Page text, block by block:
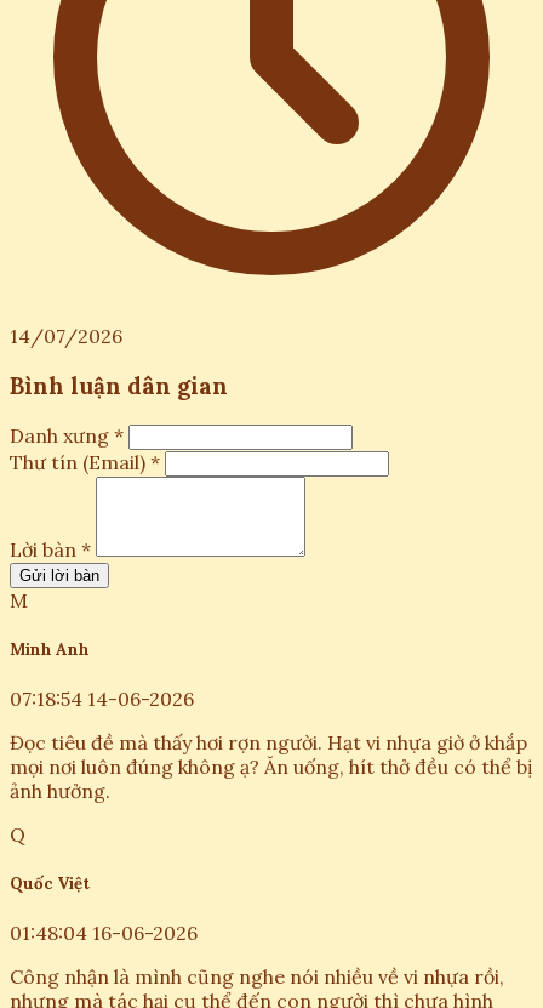
14/07/2026
Bình luận dân gian
Danh xưng *
Thư tín (Email) *
Lời bàn *
Gửi lời bàn
M
Minh Anh
07:18:54 14-06-2026
Đọc tiêu đề mà thấy hơi rợn người. Hạt vi nhựa giờ ở khắp
mọi nơi luôn đúng không ạ? Ăn uống, hít thở đều có thể bị
ảnh hưởng.
Q
Quốc Việt
01:48:04 16-06-2026
Công nhận là mình cũng nghe nói nhiều về vi nhựa rồi,
nhưng mà tác hại cụ thể đến con người thì chưa hình